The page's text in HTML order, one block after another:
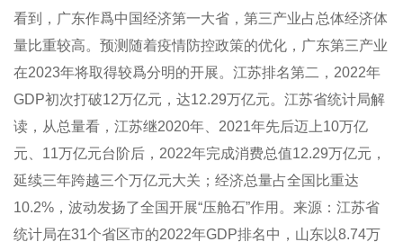
看到，广东作爲中国经济第一大省，第三产业占总体经济体
量比重较高。预测随着疫情防控政策的优化，广东第三产业
在2023年将取得较爲分明的开展。江苏排名第二，2022年
GDP初次打破12万亿元，达12.29万亿元。江苏省统计局解
读，从总量看，江苏继2020年、2021年先后迈上10万亿
元、11万亿元台阶后，2022年完成消费总值12.29万亿元，
延续三年跨越三个万亿元大关；经济总量占全国比重达
10.2%，波动发扬了全国开展“压舱石”作用。来源：江苏省
统计局在31个省区市的2022年GDP排名中，山东以8.74万